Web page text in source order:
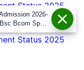
Status 2025
Status 2025
2026-
Bcom Spot
30